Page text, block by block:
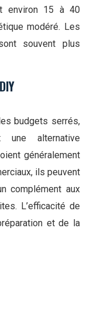
environ 15 à 40
modéré. Les
souvent plus
budgets serrés,
une alternative
généralement
ils peuvent
complément aux
L’efficacité de
et de la